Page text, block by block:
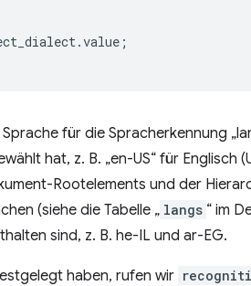
.value ;
für die Spracherkennung
hat, z. B. „en-US“ für Englisch
Rootelements und der
(siehe die Tabelle „ langs “ im
sind, z. B. he-IL und ar-EG.
haben, rufen wir